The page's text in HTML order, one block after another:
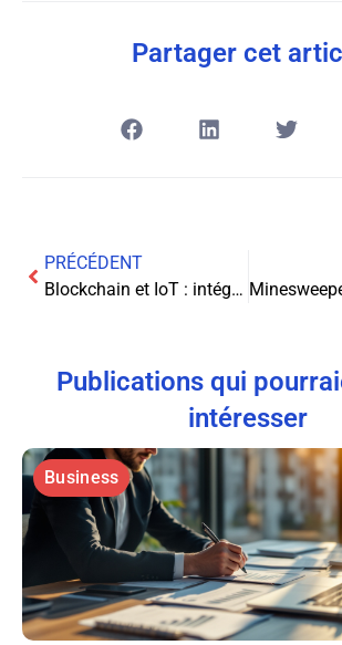
Partager cet
PRÉCÉDENT
Blockchain et IoT : intégration technique
Publications qui
intéresser
Business